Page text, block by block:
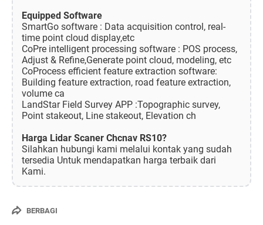
Equipped Software
SmartGo software : Data acquisition control, real-
time point cloud display,etc
CoPre intelligent processing software : POS process,
Adjust & Refine,Generate point cloud, modeling, etc
CoProcess efficient feature extraction software:
Building feature extraction, road feature extraction,
volume ca
LandStar Field Survey APP :Topographic survey,
Point stakeout, Line stakeout, Elevation ch
Harga Lidar Scaner Chcnav RS10?
Silahkan hubungi kami melalui kontak yang sudah
tersedia Untuk mendapatkan harga terbaik dari
Kami.
BERBAGI